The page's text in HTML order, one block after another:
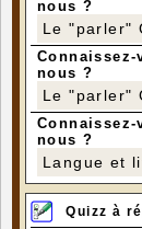
nous ?
Le "parler"
nous ?
Le "parler"
nous ?
Langue et
Quizz à